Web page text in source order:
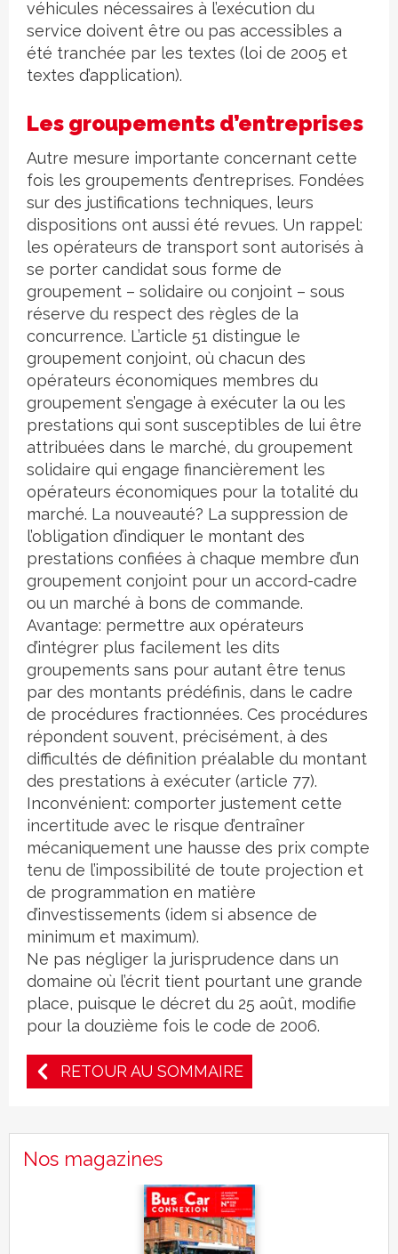
véhicules nécessaires à l’exécution du
service doivent être ou pas accessibles a
été tranchée par les textes (loi de 2005 et
textes d’application).
Les groupements d’entreprises
Autre mesure importante concernant cette
fois les groupements d’entreprises. Fondées
sur des justifications techniques, leurs
dispositions ont aussi été revues. Un rappel:
les opérateurs de transport sont autorisés à
se porter candidat sous forme de
groupement – solidaire ou conjoint – sous
réserve du respect des règles de la
concurrence. L’article 51 distingue le
groupement conjoint, où chacun des
opérateurs économiques membres du
groupement s’engage à exécuter la ou les
prestations qui sont susceptibles de lui être
attribuées dans le marché, du groupement
solidaire qui engage financièrement les
opérateurs économiques pour la totalité du
marché. La nouveauté? La suppression de
l’obligation d’indiquer le montant des
prestations confiées à chaque membre d’un
groupement conjoint pour un accord-cadre
ou un marché à bons de commande.
Avantage: permettre aux opérateurs
d’intégrer plus facilement les dits
groupements sans pour autant être tenus
par des montants prédéfinis, dans le cadre
de procédures fractionnées. Ces procédures
répondent souvent, précisément, à des
difficultés de définition préalable du montant
des prestations à exécuter (article 77).
Inconvénient: comporter justement cette
incertitude avec le risque d’entraîner
mécaniquement une hausse des prix compte
tenu de l’impossibilité de toute projection et
de programmation en matière
d’investissements (idem si absence de
minimum et maximum).
Ne pas négliger la jurisprudence dans un
domaine où l’écrit tient pourtant une grande
place, puisque le décret du 25 août, modifie
pour la douzième fois le code de 2006.
RETOUR AU SOMMAIRE
Nos magazines